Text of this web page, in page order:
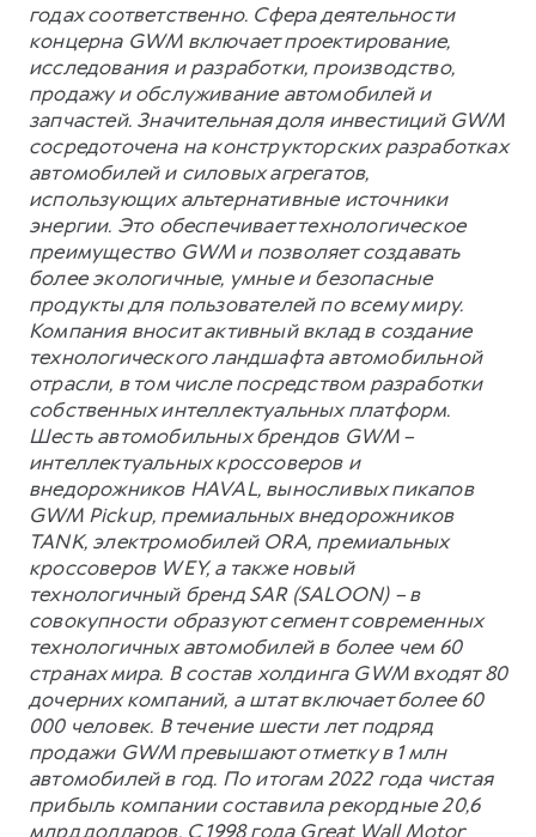
годах соответственно. Сфера деятельности
концерна GWM включает проектирование,
исследования и разработки, производство,
продажу и обслуживание автомобилей и
запчастей. Значительная доля инвестиций GWM
сосредоточена на конструкторских разработках
автомобилей и силовых агрегатов,
использующих альтернативные источники
энергии. Это обеспечивает технологическое
преимущество GWM и позволяет создавать
более экологичные, умные и безопасные
продукты для пользователей по всему миру.
Компания вносит активный вклад в создание
технологического ландшафта автомобильной
отрасли, в том числе посредством разработки
собственных интеллектуальных платформ.
Шесть автомобильных брендов GWM –
интеллектуальных кроссоверов и
внедорожников HAVAL, выносливых пикапов
GWM Pickup, премиальных внедорожников
TANK, электромобилей ORA, премиальных
кроссоверов WEY, а также новый
технологичный бренд SAR (SALOON) – в
совокупности образуют сегмент современных
технологичных автомобилей в более чем 60
странах мира. В состав холдинга GWM входят 80
дочерних компаний, а штат включает более 60
000 человек. В течение шести лет подряд
продажи GWM превышают отметку в 1 млн
автомобилей в год. По итогам 2022 года чистая
прибыль компании составила рекордные 20,6
млрд долларов. С 1998 года Great Wall Motor